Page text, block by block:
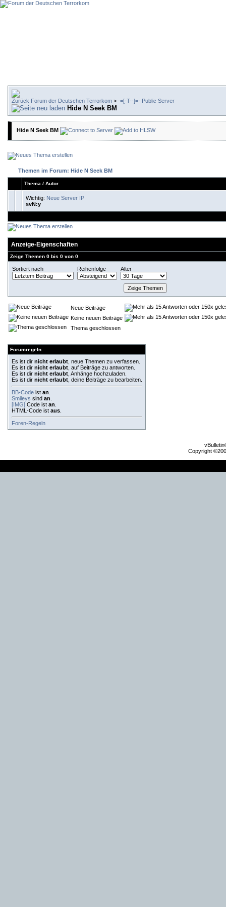
Forum der Deutschen Terrorkom > -=[-T--]=- Public Server
Hide N Seek BM
Hide N Seek BM
Themen im Forum: Hide N Seek BM
Thema / Autor
Wichtig: Neue Server IP
svN:y
Anzeige-Eigenschaften
Zeige Themen 0 bis 0 von 0
Sortiert nach Reihenfolge Alter
Neue Beiträge
Keine neuen Beiträge
Thema geschlossen
Forumregeln
Es ist dir nicht erlaubt , neue Themen zu verfassen.
Es ist dir nicht erlaubt , auf Beiträge zu antworten.
Es ist dir nicht erlaubt , Anhänge hochzuladen.
Es ist dir nicht erlaubt , deine Beiträge zu bearbeiten.
BB-Code ist an
Smileys sind an
[IMG] Code ist an
HTML-Code ist aus
Foren-Regeln
Copyright